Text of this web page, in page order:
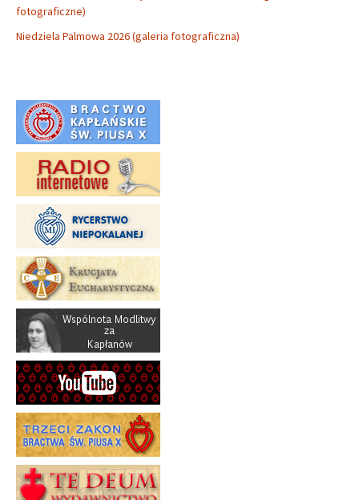
fotograficzne)
Niedziela Palmowa 2026 (galeria fotograficzna)